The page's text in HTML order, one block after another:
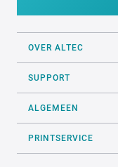
OVER ALTEC
SUPPORT
ALGEMEEN
PRINTSERVICE